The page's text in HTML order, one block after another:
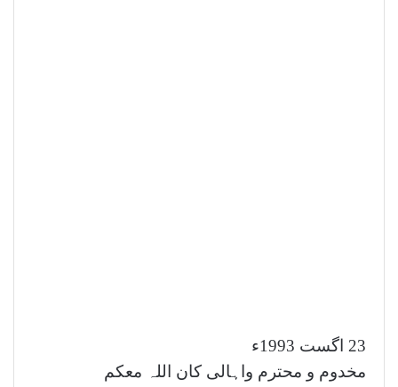
23 اگست 1993ء
مخدوم و محترم واہالی کان اللہ معکم